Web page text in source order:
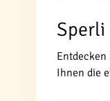
Sperli
Ihnen die